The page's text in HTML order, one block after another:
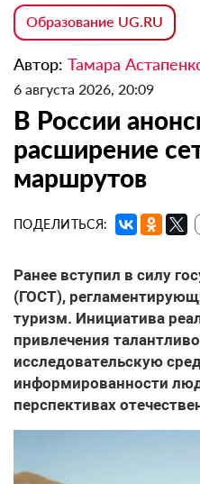
Образование UG.RU
Автор: Тамара
6 августа 2026, 20:09
В России
расширение
маршрутов
ПОДЕЛИТЬСЯ:
Ранее вступил в силу
(ГОСТ),
туризм. Инициатива
привлечения
исследовательскую
информированности
перспективах